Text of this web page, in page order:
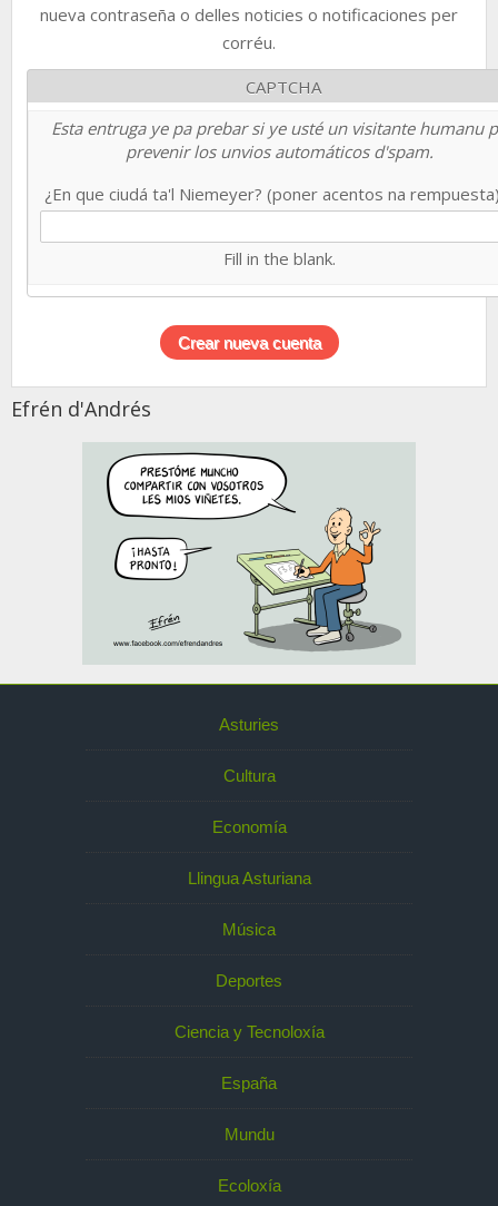
nueva contraseña o delles noticies o notificaciones per
corréu.
CAPTCHA
Esta entruga ye pa prebar si ye usté un visitante humanu
prevenir los unvios automáticos d'spam.
¿En que ciudá ta'l Niemeyer? (poner acentos na
Fill in the blank.
Efrén d'Andrés
Asturies
Cultura
Economía
Llingua Asturiana
Música
Deportes
Ciencia y Tecnoloxía
España
Mundu
Ecoloxía